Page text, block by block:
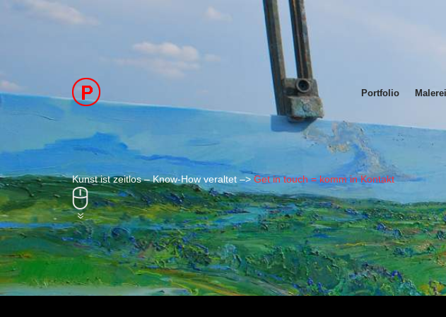
Portfolio
Kunst ist zeitlos – Know-How veraltet –> Get in touch = komm in Kontakt